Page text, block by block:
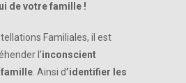
de votre famille !
Familiales, il est
l’inconscient
famille . Ainsi d’identifier les